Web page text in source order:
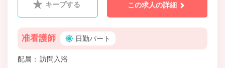
キープする この求人の詳細
准看護師 日勤パート
配属
訪問入浴